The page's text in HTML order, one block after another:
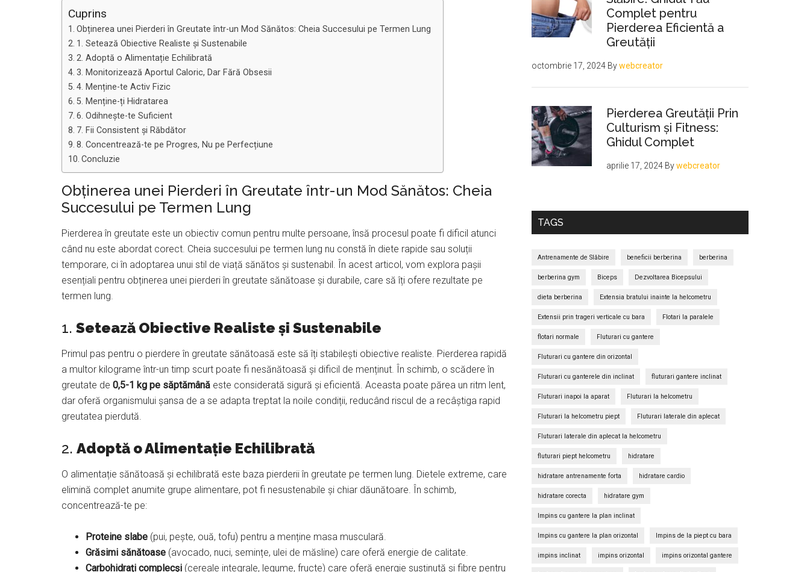
Cuprins
Obținerea unei Pierderi în Greutate într-un Mod Sănătos: Cheia Succesului pe Termen Lung
1. Setează Obiective Realiste și Sustenabile
2. Adoptă o Alimentație Echilibrată
3. Monitorizează Aportul Caloric, Dar Fără Obsesii
4. Menține-te Activ Fizic
5. Menține-ți Hidratarea
6. Odihnește-te Suficient
7. Fii Consistent și Răbdător
8. Concentrează-te pe Progres, Nu pe Perfecțiune
Concluzie
Obținerea unei Pierderi în Greutate într-un Mod Sănătos: Cheia
Succesului pe Termen Lung
Pierderea în greutate este un obiectiv comun pentru multe persoane, însă procesul poate fi dificil atunci
când nu este abordat corect. Cheia succesului pe termen lung nu constă în diete rapide sau soluții
temporare, ci în adoptarea unui stil de viață sănătos și sustenabil. În acest articol, vom explora pașii
esențiali pentru obținerea unei pierderi în greutate sănătoase și durabile, care să îți ofere rezultate pe
termen lung.
1. Setează Obiective Realiste și Sustenabile
Primul pas pentru o pierdere în greutate sănătoasă este să îți stabilești obiective realiste. Pierderea rapidă
a multor kilograme într-un timp scurt poate fi nesănătoasă și dificil de menținut. În schimb, o scădere în
greutate de 0,5-1 kg pe săptămână este considerată sigură și eficientă. Aceasta poate părea un ritm lent,
dar oferă organismului șansa de a se adapta treptat la noile condiții, reducând riscul de a recâștiga rapid
greutatea pierdută.
2. Adoptă o Alimentație Echilibrată
O alimentație sănătoasă și echilibrată este baza pierderii în greutate pe termen lung. Dietele extreme, care
elimină complet anumite grupe alimentare, pot fi nesustenabile și chiar dăunătoare. În schimb,
concentrează-te pe:
Proteine slabe (pui, pește, ouă, tofu) pentru a menține masa musculară.
Grăsimi sănătoase (avocado, nuci, semințe, ulei de măsline) care oferă energie de calitate.
Carbohidrați complecși (cereale integrale, legume, fructe) care oferă energie susținută și fibre pentru
Complet pentru
Pierderea Eficientă a
Greutății
octombrie 17, 2024 Bywebcreator
Pierderea Greutății Prin
Culturism și Fitness:
Ghidul Complet
aprilie 17, 2024 Bywebcreator
TAGS
Antrenamente de Slăbire beneficii berberina berberina
berberina gym Biceps Dezvoltarea Bicepsului
dieta berberina Extensia bratului inainte la helcometru
Extensii prin trageri verticale cu bara Flotari la paralele
flotari normale Fluturari cu gantere
Fluturari cu gantere din orizontal
Fluturari cu ganterele din inclinat fluturari gantere inclinat
Fluturari inapoi la aparat Fluturari la helcometru
Fluturari la helcometru piept Fluturari laterale din aplecat
Fluturari laterale din aplecat la helcometru
fluturari piept helcometru hidratare
hidratare antrenamente forta hidratare cardio
hidratare corecta hidratare gym
Impins cu gantere la plan inclinat
Impins cu gantere la plan orizontal Impins de la piept cu bara
impins inclinat impins orizontal impins orizontal gantere